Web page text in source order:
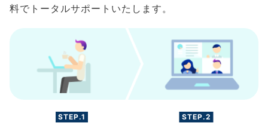
料でトータルサポートいたします。
STEP.1 STEP.2